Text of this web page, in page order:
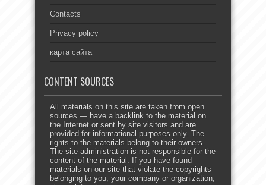
Contacts
Privacy policy
карта сайта
CONTENT SOURCES
All materials on this site are taken from open
sources — have a backlink to the material on
the Internet or sent by site visitors and are
provided for informational purposes only. The
rights to the materials belong to their owners.
The site administration is not responsible for the
content of the material. If you have found
materials on our site that violate the copyrights
belonging to you, your company or organization,